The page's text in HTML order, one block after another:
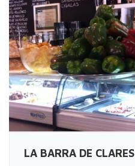
LA BARRA DE CLARES